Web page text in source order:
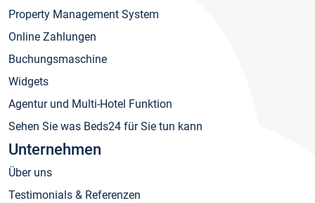
Property Management System
Online Zahlungen
Buchungsmaschine
Widgets
Agentur und Multi-Hotel Funktion
Sehen Sie was Beds24 für Sie tun kann
Unternehmen
Über uns
Testimonials & Referenzen